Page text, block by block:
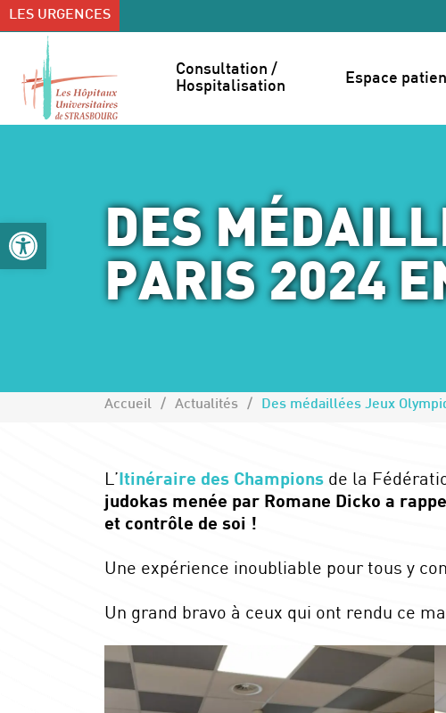
Ouvrir la barre d’outils
Accéder au contenu
Accéder au menu
LES URGENCES
Consultation /
Hospitalisation
Espace
DES
PARIS 2024
Accueil Actualités
L’Itinéraire des Champions de la
judokas menée par Romane Dicko a
et contrôle de soi !
Une expérience inoubliable pour tous y
Un grand bravo à ceux qui ont rendu ce